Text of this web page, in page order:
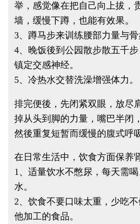
举，感觉像在把自己向上拔，
墙，缓慢下蹲，也能有效果。
3、蹲马步来训练腰部力量与骨
4、晚饭後到公园散步散五千
镇定交感神经。
5、冷热水交替洗澡增强体力。
排完便後，先闭紧双眼，放尽
掉从头到脚的力量，嘴巴半闭
然後重复短暂而缓慢的腹式呼
在日常生活中，饮食方面保养
1、适量饮水不憋尿，每天需喝
水。
2、饮食不要口味太重，少吃
他加工的食品。